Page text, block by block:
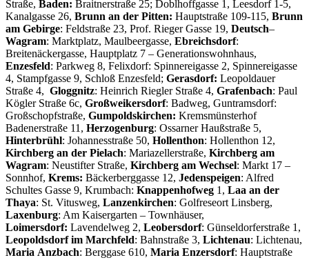
Straße, Baden: Braitnerstraße 25; Doblhoffgasse 1, Leesdorf 1-5,
Kanalgasse 26, Brunn an der Pitten: Hauptstraße 109-115, Brunn
am Gebirge: Feldstraße 23, Prof. Rieger Gasse 19, Deutsch–
Wagram: Marktplatz, Maulbeergasse, Ebreichsdorf:
Breitenäckergasse, Hauptplatz 7 – Generationswohnhaus,
Enzesfeld: Parkweg 8, Felixdorf: Spinnereigasse 2, Spinnereigasse
4, Stampfgasse 9, Schloß Enzesfeld; Gerasdorf: Leopoldauer
Straße 4, Gloggnitz: Heinrich Riegler Straße 4, Grafenbach: Paul
Kögler Straße 6c, Großweikersdorf: Badweg, Guntramsdorf:
Großschopfstraße, Gumpoldskirchen: Kremsmünsterhof
Badenerstraße 11, Herzogenburg: Ossarner Haußstraße 5,
Hinterbrühl: Johannesstraße 50, Hollenthon: Hollenthon 12,
Kirchberg an der Pielach: Mariazellerstraße, Kirchberg am
Wagram: Neustifter Straße, Kirchberg am Wechsel: Markt 17 –
Sonnhof, Krems: Bäckerberggasse 12, Jedenspeigen: Alfred
Schultes Gasse 9, Krumbach: Knappenhofweg 1, Laa an der
Thaya: St. Vitusweg, Lanzenkirchen: Golfreseort Linsberg,
Laxenburg: Am Kaisergarten – Townhäuser,
Loimersdorf: Lavendelweg 2, Leobersdorf: Günseldorferstraße 1,
Leopoldsdorf im Marchfeld: Bahnstraße 3, Lichtenau: Lichtenau,
Maria Anzbach: Berggase 610, Maria Enzersdorf: Hauptstraße